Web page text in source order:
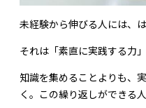
未経験から伸びる人には、
それは「素直に実践する力」
知識を集めることよりも、
く。この繰り返しができる